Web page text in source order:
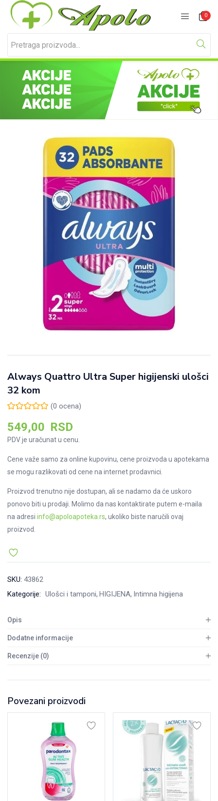
0
Prijavite se Registracija
Unesite svoje korisničko ime i lozinku za prijavu.
Zapamti me Izgubljena lozinka?
Always Quattro Ultra Super higijenski ulošci
32 kom
(0 ocena)
549,00 RSD
PDV je uračunat u cenu.
Cene važe samo za online kupovinu, cene proizvoda u apotekama
se mogu razlikovati od cene na internet prodavnici.
Proizvod trenutno nije dostupan, ali se nadamo da će uskoro
ponovo biti u prodaji. Molimo da nas kontaktirate putem e-maila
na adresi info@apoloapoteka.rs, ukoliko biste naručili ovaj
proizvod.
SKU: 43862
Kategorije: Ulošci i tamponi HIGIJENA Intimna higijena
Opis
Dodatne informacije
Recenzije (0)
Povezani proizvodi